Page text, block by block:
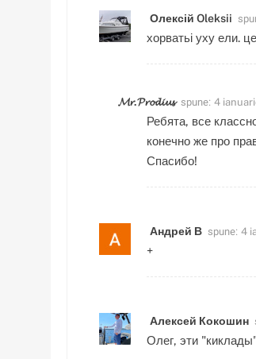
Олексій Oleksii
хорватьі уху ели.
𝓜𝓻.𝓟𝓻𝓸𝓭𝓲𝓾𝓼 spune: 4
Ребята, все
конечно же про
Спасибо!
Андрей В spune: 4
+
Алексей Кокошин
Олег, эти